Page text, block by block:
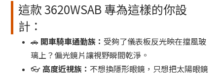
這款 3620WSAB 專為這樣的你設
計：
🚗 開車騎車通勤族 ： 受夠了儀表板反光映在擋風玻
璃上？偏光鏡片讓視野瞬間乾淨。
👓高度近視族： 不想換隱形眼鏡，只想把太陽眼鏡